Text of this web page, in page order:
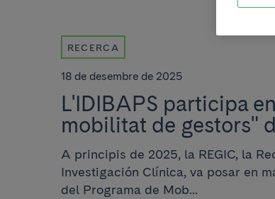
RECERCA
18 de desembre de 2025
L'IDIBAPS participa
mobilitat de gestors"
A principis de 2025, la REGIC, la
Investigación Clínica, va posar en
del Programa de Mob...